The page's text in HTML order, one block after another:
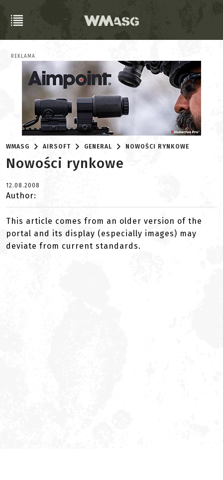
REKLAMA
WMASG AIRSOFT GENERAL NOWOŚCI RYNKOWE
Nowości rynkowe
12.08.2008
Author:
This article comes from an older version of the
portal and its display (especially images) may
deviate from current standards.